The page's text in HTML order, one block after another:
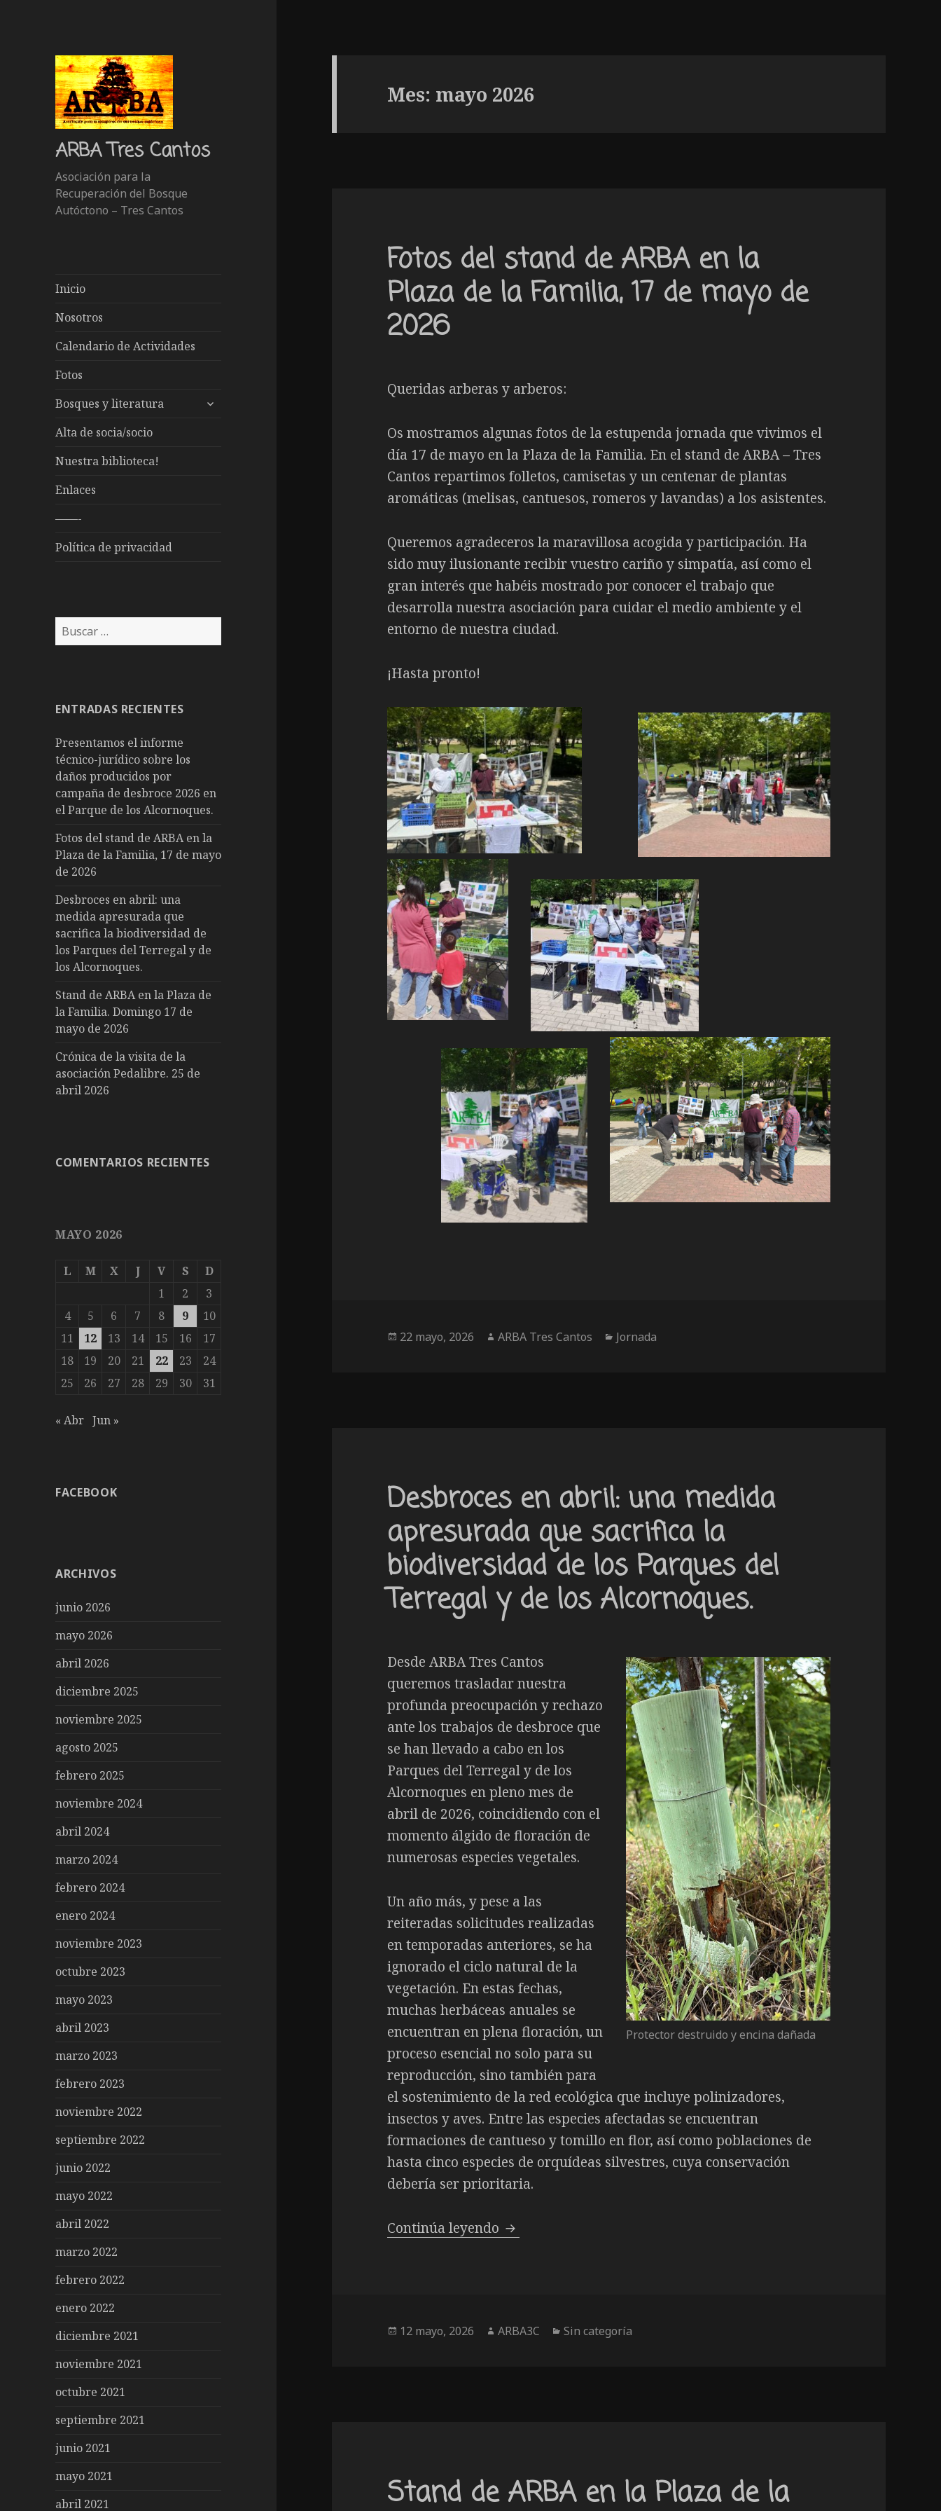
ARBA Tres Cantos
Asociación para la
Recuperación del Bosque
Autóctono – Tres Cantos
Inicio
Nosotros
Calendario de Actividades
Fotos
Bosques y literatura
expande
Alta de socia/socio
Nuestra biblioteca!
Enlaces
——-
Política de privacidad
Buscar:
ENTRADAS RECIENTES
Presentamos el informe
técnico-jurídico sobre los
daños producidos por
campaña de desbroce 2026 en
el Parque de los Alcornoques.
Fotos del stand de ARBA en la
Plaza de la Familia, 17 de mayo
de 2026
Desbroces en abril: una
medida apresurada que
sacrifica la biodiversidad de
los Parques del Terregal y de
los Alcornoques.
Stand de ARBA en la Plaza de
la Familia. Domingo 17 de
mayo de 2026
Crónica de la visita de la
asociación Pedalibre. 25 de
abril 2026
COMENTARIOS RECIENTES
MAYO 2026
L M X J V S
D
1
2
3
4
5 6 7 8 9
10
11
12 13 14 15 16
17
18
19 20 21 22 23
24
25
26 27 28 29 30 31
« Abr Jun »
FACEBOOK
ARCHIVOS
junio 2026
mayo 2026
abril 2026
diciembre 2025
noviembre 2025
agosto 2025
febrero 2025
noviembre 2024
abril 2024
marzo 2024
febrero 2024
enero 2024
noviembre 2023
octubre 2023
mayo 2023
abril 2023
marzo 2023
febrero 2023
noviembre 2022
septiembre 2022
junio 2022
mayo 2022
abril 2022
marzo 2022
febrero 2022
enero 2022
diciembre 2021
noviembre 2021
octubre 2021
septiembre 2021
junio 2021
mayo 2021
abril 2021
Mes: mayo 2026
Fotos del stand de ARBA en la
Plaza de la Familia, 17 de mayo de
2026
Queridas arberas y arberos:
Os mostramos algunas fotos de la estupenda jornada que vivimos el
día 17 de mayo en la Plaza de la Familia. En el stand de ARBA – Tres
Cantos repartimos folletos, camisetas y un centenar de plantas
aromáticas (melisas, cantuesos, romeros y lavandas) a los asistentes.
Queremos agradeceros la maravillosa acogida y participación. Ha
sido muy ilusionante recibir vuestro cariño y simpatía, así como el
gran interés que habéis mostrado por conocer el trabajo que
desarrolla nuestra asociación para cuidar el medio ambiente y el
entorno de nuestra ciudad.
¡Hasta pronto!
Publicado
22 mayo, 2026 Autor
ARBA Tres Cantos Categorías
Jornada
Desbroces en abril: una medida
apresurada que sacrifica la
biodiversidad de los Parques del
Terregal y de los Alcornoques.
Protector destruido y encina dañada
Desde ARBA Tres Cantos
queremos trasladar nuestra
profunda preocupación y rechazo
ante los trabajos de desbroce que
se han llevado a cabo en los
Parques del Terregal y de los
Alcornoques en pleno mes de
abril de 2026, coincidiendo con el
momento álgido de floración de
numerosas especies vegetales.
Un año más, y pese a las
reiteradas solicitudes realizadas
en temporadas anteriores, se ha
ignorado el ciclo natural de la
vegetación. En estas fechas,
muchas herbáceas anuales se
encuentran en plena floración, un
proceso esencial no solo para su
reproducción, sino también para
el sostenimiento de la red ecológica que incluye polinizadores,
insectos y aves. Entre las especies afectadas se encuentran
formaciones de cantueso y tomillo en flor, así como poblaciones de
hasta cinco especies de orquídeas silvestres, cuya conservación
debería ser prioritaria.
Continúa leyendo Desbroces en abril: una medida apresurada que sacrifica la
Publicado
12 mayo, 2026 Autor
ARBA3C Categorías
Sin categoría
Stand de ARBA en la Plaza de la